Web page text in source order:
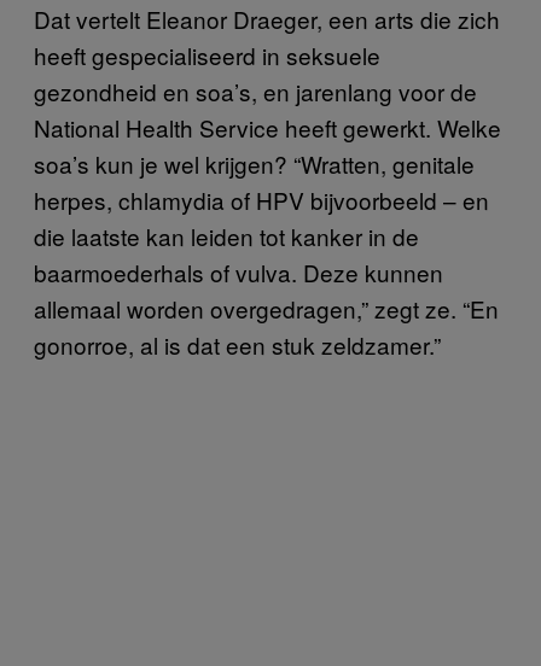
Dat vertelt Eleanor Draeger, een arts die zich
heeft gespecialiseerd in seksuele
gezondheid en soa’s, en jarenlang voor de
National Health Service heeft gewerkt. Welke
soa’s kun je wel krijgen? “Wratten, genitale
herpes, chlamydia of HPV bijvoorbeeld – en
die laatste kan leiden tot kanker in de
baarmoederhals of vulva. Deze kunnen
allemaal worden overgedragen,” zegt ze. “En
gonorroe, al is dat een stuk zeldzamer.”